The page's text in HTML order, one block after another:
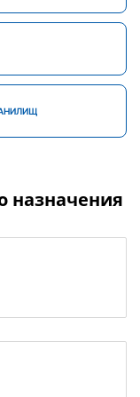
назначения